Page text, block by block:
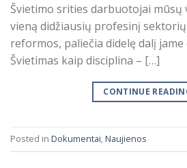
Švietimo srities darbuotojai mūsų
vieną didžiausių profesinį
reformos, paliečia didelę dalį
Švietimas kaip disciplina – […]
CONTINUE
Posted in Dokumentai,Naujienos